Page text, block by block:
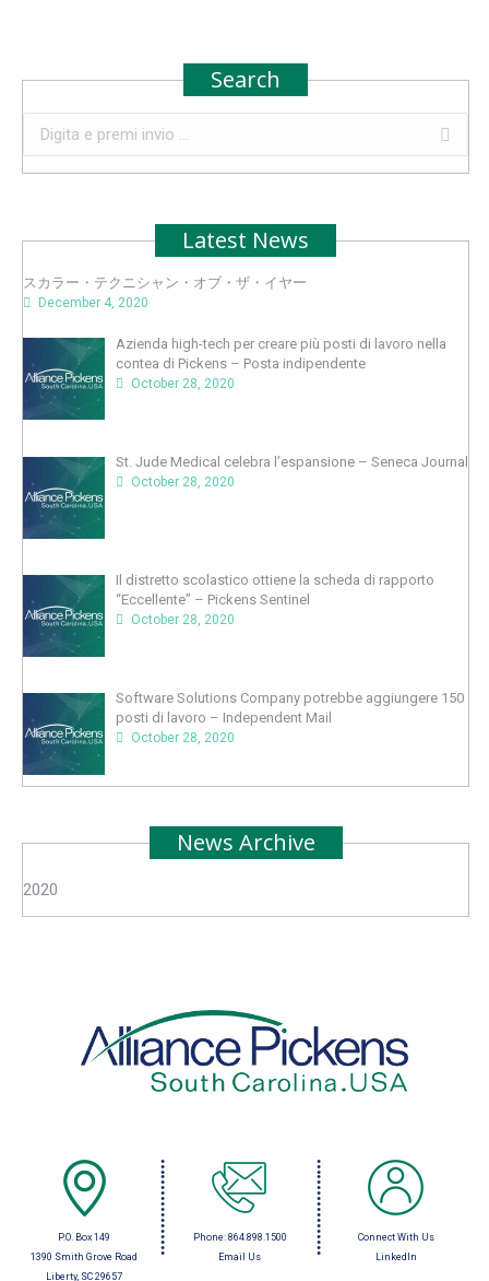
Search
Search:
Latest News
スカラー・テクニシャン・オブ・ザ・イヤー
December 4, 2020
Azienda high-tech per creare più posti di lavoro nella
contea di Pickens – Posta indipendente
October 28, 2020
St. Jude Medical celebra l’espansione – Seneca Journal
October 28, 2020
Il distretto scolastico ottiene la scheda di rapporto
“Eccellente” – Pickens Sentinel
October 28, 2020
Software Solutions Company potrebbe aggiungere 150
posti di lavoro – Independent Mail
October 28, 2020
News Archive
2020
P.O. Box 149
1390 Smith Grove Road
Liberty, SC 29657
Phone: 864.898.1500
Email Us
Connect With Us
LinkedIn